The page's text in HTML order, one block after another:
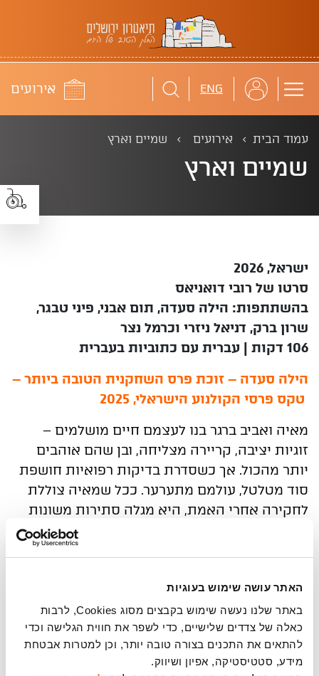
האתר עושה שימוש בעוגיות
באתר שלנו נעשה שימוש בקבצים מסוג Cookies, לרבות
כאלה של צדדים שלישיים, כדי לשפר את חווית הגלישה וכדי
להתאים את התכנים בצורה טובה יותר, וכן למטרות אבטחת
מידע, סטטיסטיקה, אפיון ושיווק.
תיאטרון ירושלים
ENG לוח
אירועים
עמוד הבית אירועים שמיים וארץ
שמיים וארץ
ישראל, 2026
סרטו של רובי דואניאס
בהשתתפות: הילה סעדה, תום אבני, פיני טבגר,
שרון ברק, דניאל ניזרי וכרמל נצר
106 דקות | עברית עם כתוביות בעברית
הילה סעדה – זוכת פרס השחקנית הטובה ביותר –
טקס פרסי הקולנוע הישראלי, 2025
מאיה ואביב ברגר בנו לעצמם חיים מושלמים –
זוגיות יציבה, קריירה מצליחה, ובן שהם אוהבים
יותר מהכול. אך כשסדרת בדיקות רפואיות חושפת
סוד מטלטל, עולמם מתערער. ככל שמאיה צוללת
לחקירה אחרי האמת, היא מגלה סתירות משונות
וחצאי אמיתות שמובילים אותה לאירוע שהתרחש
שנים קודם לכן. מה שהתחיל כאתגר רפואי הופך
גדולה.
באדיבות סרטי רד קייפ